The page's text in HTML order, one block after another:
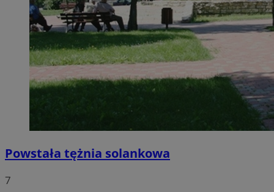
Powstała tężnia solankowa
7